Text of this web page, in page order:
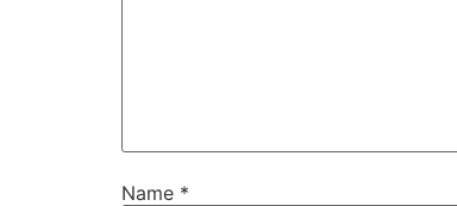
Name *